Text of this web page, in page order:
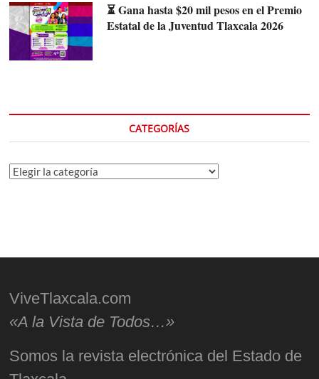
⏳ Gana hasta $20 mil pesos en el Premio
Estatal de la Juventud Tlaxcala 2026
CATEGORÍAS
Categorías
ViveTlaxcala.com
«A la Vista de Todos…»
Somos la revista electrónica del Estado de